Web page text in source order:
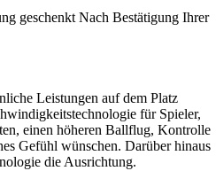
geschenkt Nach Bestätigung Ihrer
Leistungen auf dem Platz
für Spieler,
einen höheren Ballflug, Kontrolle
Gefühl wünschen. Darüber hinaus
die Ausrichtung.